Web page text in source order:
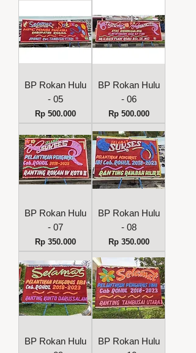
BP Rokan Hulu
- 05
Harga
Rp 500.000
BP Rokan Hulu
- 06
Harga
Rp 500.000
BP Rokan Hulu
- 07
Harga
Rp 350.000
BP Rokan Hulu
- 08
Harga
Rp 350.000
BP Rokan Hulu
BP Rokan Hulu